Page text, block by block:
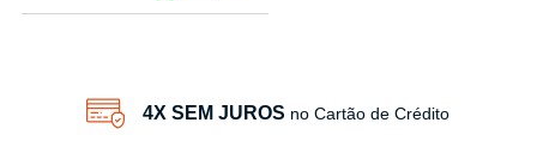
4X SEM JUROS no Cartão de Crédito